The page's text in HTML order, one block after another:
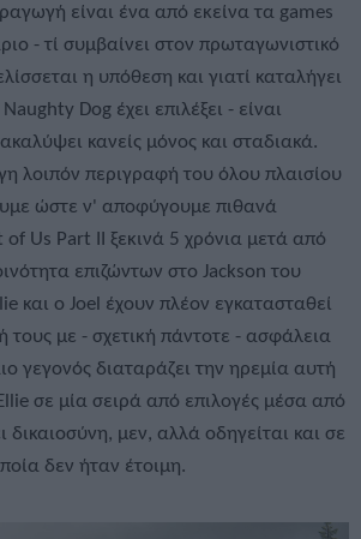
είναι ένα από εκείνα τα games
- τί συμβαίνει στον πρωταγωνιστικό
η υπόθεση και γιατί καταλήγει
Dog έχει επιλέξει - είναι
κανείς μόνος και σταδιακά.
λοιπόν περιγραφή του όλου πλαισίου
ώστε ν' αποφύγουμε πιθανά
of Us Part II ξεκινά 5 χρόνια μετά από
επιζώντων στο Jackson του
και ο Joel έχουν πλέον εγκατασταθεί
τους με - σχετική πάντοτε - ασφάλεια
γεγονός διαταράζει την ηρεμία αυτή
σε μία σειρά από επιλογές μέσα από
δικαιοσύνη, μεν, αλλά οδηγείται και σε
δεν ήταν έτοιμη.